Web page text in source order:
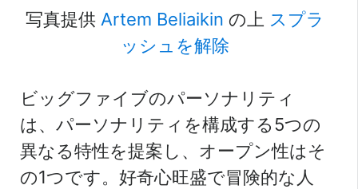
写真提供 Artem Beliaikin の上 スプラ
ッシュを解除
ビッグファイブのパーソナリティ
は、パーソナリティを構成する5つの
異なる特性を提案し、オープン性はそ
の1つです。好奇心旺盛で冒険的な人